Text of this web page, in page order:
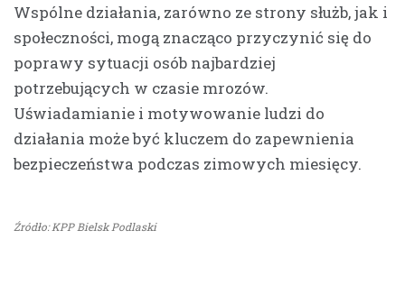
Wspólne działania, zarówno ze strony służb, jak i
społeczności, mogą znacząco przyczynić się do
poprawy sytuacji osób najbardziej
potrzebujących w czasie mrozów.
Uświadamianie i motywowanie ludzi do
działania może być kluczem do zapewnienia
bezpieczeństwa podczas zimowych miesięcy.
Źródło: KPP Bielsk Podlaski